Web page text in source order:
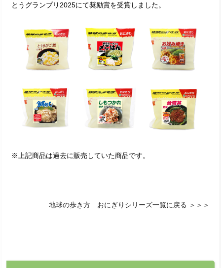
とうグランプリ2025にて奨励賞を受賞しました。
※上記商品は過去に販売していた商品です。
地球の歩き方 おにぎりシリーズ一覧に戻る ＞＞＞